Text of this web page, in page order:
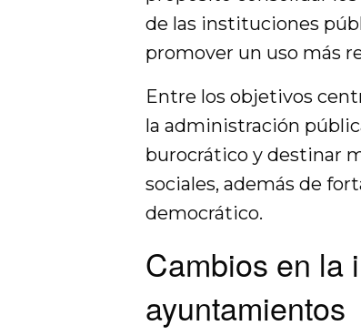
de las instituciones
promover un uso más
Entre los objetivos
la administración
burocrático y destinar
sociales, además de
democrático.
Cambios en la
ayuntamientos